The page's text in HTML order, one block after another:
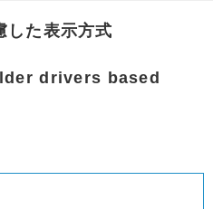
した表示方式
drivers based